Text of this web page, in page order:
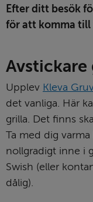
Efter ditt besök
för att komma till
Avstickare
Upplev Kleva
det vanliga. Här
grilla. Det finns
Ta med dig
nollgradigt inne i
Swish (eller
dålig).